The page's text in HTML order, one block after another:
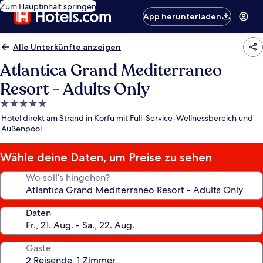
Zum Hauptinhalt springen
App herunterladen
Alle Unterkünfte anzeigen
Atlantica Grand Mediterraneo
Resort - Adults Only
5.0-
Sterne-
Unterkunft
Hotel direkt am Strand in Korfu mit Full-Service-Wellnessbereich und
Außenpool
Wähle deine Daten, um Preise zu sehen
Wo soll’s hingehen?
Daten
Gäste